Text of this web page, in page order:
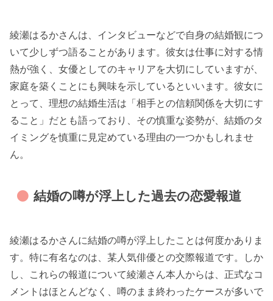
綾瀬はるかさんは、インタビューなどで自身の結婚観につ
いて少しずつ語ることがあります。彼女は仕事に対する情
熱が強く、女優としてのキャリアを大切にしていますが、
家庭を築くことにも興味を示しているといいます。彼女に
とって、理想の結婚生活は「相手との信頼関係を大切にす
ること」だとも語っており、その慎重な姿勢が、結婚のタ
イミングを慎重に見定めている理由の一つかもしれませ
ん。
結婚の噂が浮上した過去の恋愛報道
綾瀬はるかさんに結婚の噂が浮上したことは何度かありま
す。特に有名なのは、某人気俳優との交際報道です。しか
し、これらの報道について綾瀬さん本人からは、正式なコ
メントはほとんどなく、噂のまま終わったケースが多いで